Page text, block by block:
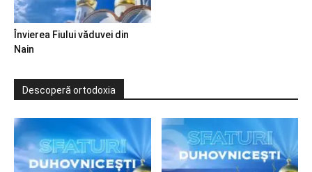
Învierea Fiului văduvei din
Nain
Descoperă ortodoxia